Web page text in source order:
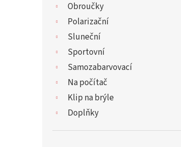
Obroučky
Polarizační
Sluneční
Sportovní
Samozabarvovací
Na počítač
Klip na brýle
Doplňky